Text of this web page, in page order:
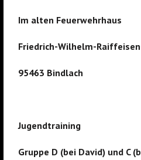
Im alten Feuerwehrhaus
Friedrich-Wilhelm-
95463 Bindlach
Jugendtraining
Gruppe D (bei David) und C